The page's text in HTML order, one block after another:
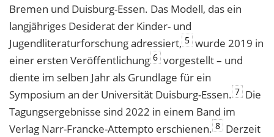
Bremen und Duisburg-Essen. Das Modell, das ein
langjähriges Desiderat der Kinder- und
Jugendliteraturforschung adressiert, 5 wurde 2019 in
einer ersten Veröffentlichung 6 vorgestellt – und
diente im selben Jahr als Grundlage für ein
Symposium an der Universität Duisburg-Essen. 7 Die
Tagungsergebnisse sind 2022 in einem Band im
Verlag Narr-Francke-Attempto erschienen. 8 Derzeit